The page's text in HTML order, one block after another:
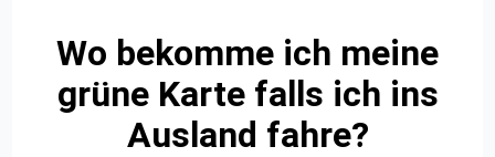
Wo bekomme ich meine
grüne Karte falls ich ins
Ausland fahre?